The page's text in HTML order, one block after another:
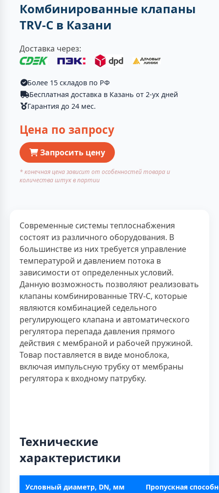
Комбинированные клапаны
TRV-C в Казани
Доставка через:
Более 15 складов по РФ
Бесплатная доставка в Казань от 2-ух дней
Гарантия до 24 мес.
Цена по запросу
Запросить цену
* конечная цена зависит от особенностей товара и
количества штук в партии
Современные системы теплоснабжения
состоят из различного оборудования. В
большинстве из них требуется управление
температурой и давлением потока в
зависимости от определенных условий.
Данную возможность позволяют реализовать
клапаны комбинированные TRV-C, которые
являются комбинацией седельного
регулирующего клапана и автоматического
регулятора перепада давления прямого
действия с мембраной и рабочей пружиной.
Товар поставляется в виде моноблока,
включая импульсную трубку от мембраны
регулятора к входному патрубку.
Технические
характеристики
Условный диаметр, DN, мм Пропускная